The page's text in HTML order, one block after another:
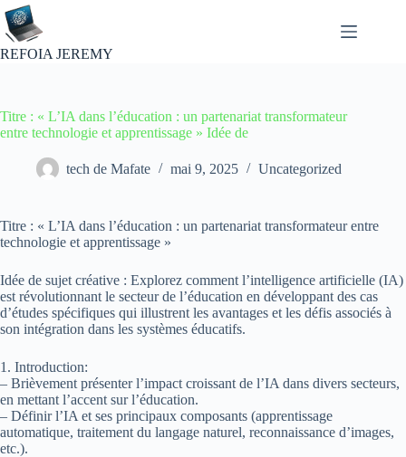
Passer
au
contenu
REFOIA JEREMY
Titre : « L’IA dans l’éducation : un partenariat transformateur
entre technologie et apprentissage » Idée de
tech de Mafate mai 9, 2025 Uncategorized
Titre : « L’IA dans l’éducation : un partenariat transformateur entre
technologie et apprentissage »
Idée de sujet créative : Explorez comment l’intelligence artificielle (IA)
est révolutionnant le secteur de l’éducation en développant des cas
d’études spécifiques qui illustrent les avantages et les défis associés à
son intégration dans les systèmes éducatifs.
1. Introduction:
– Brièvement présenter l’impact croissant de l’IA dans divers secteurs,
en mettant l’accent sur l’éducation.
– Définir l’IA et ses principaux composants (apprentissage
automatique, traitement du langage naturel, reconnaissance d’images,
etc.).